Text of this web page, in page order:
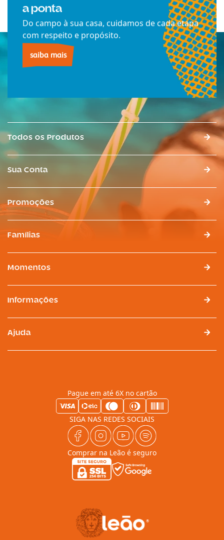
a ponta
Do campo à sua casa, cuidamos de cada etapa
com respeito e propósito.
saiba mais
Todos os Produtos
Sua Conta
Promoções
Famílias
Momentos
Informações
Ajuda
Pague em até 6X no cartão
SIGA NAS REDES SOCIAIS
Comprar na Leão é seguro